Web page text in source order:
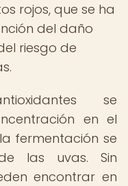
rojos, que se ha
del daño
riesgo de
se
en el
fermentación se
las uvas. Sin
encontrar en